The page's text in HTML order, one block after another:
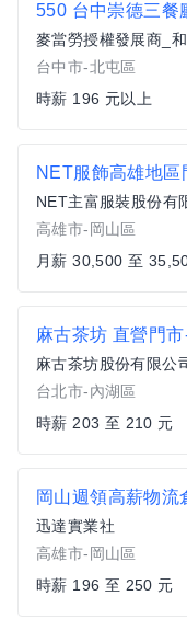
550 台中崇德三餐
麥當勞授權發展商_
台中市-北屯區
時薪 196 元以上
NET服飾高雄地區
NET主富服裝股份有
高雄市-岡山區
月薪 30,500 至
麻古茶坊 直營門
麻古茶坊股份有限公
台北市-內湖區
時薪 203 至 210 元
岡山週領高薪物流
迅達實業社
高雄市-岡山區
時薪 196 至 250 元